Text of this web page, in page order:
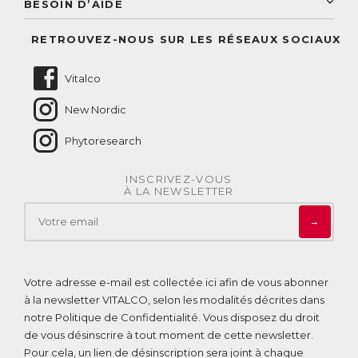
BESOIN D’AIDE
RETROUVEZ-NOUS SUR LES RÉSEAUX SOCIAUX
Vitalco
New Nordic
Phytoresearch
INSCRIVEZ-VOUS
À LA NEWSLETTER
→
Votre adresse e-mail est collectée ici afin de vous abonner
à la newsletter VITALCO, selon les modalités décrites dans
notre Politique de Confidentialité. Vous disposez du droit
de vous désinscrire à tout moment de cette newsletter.
Pour cela, un lien de désinscription sera joint à chaque